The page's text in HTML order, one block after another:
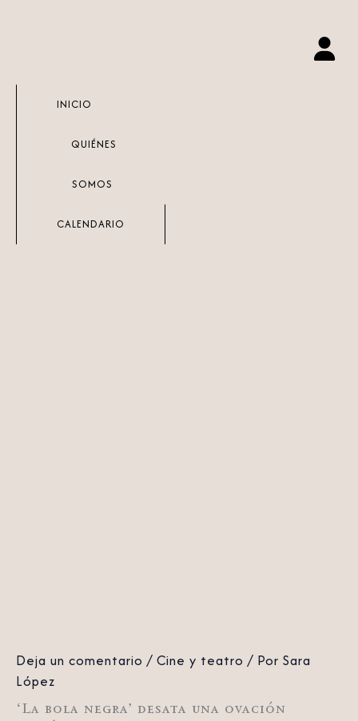
INICIO
QUIÉNES
SOMOS
CALENDARIO
Deja un comentario / Cine y teatro / Por Sara
López
‘La bola negra’ desata una ovación